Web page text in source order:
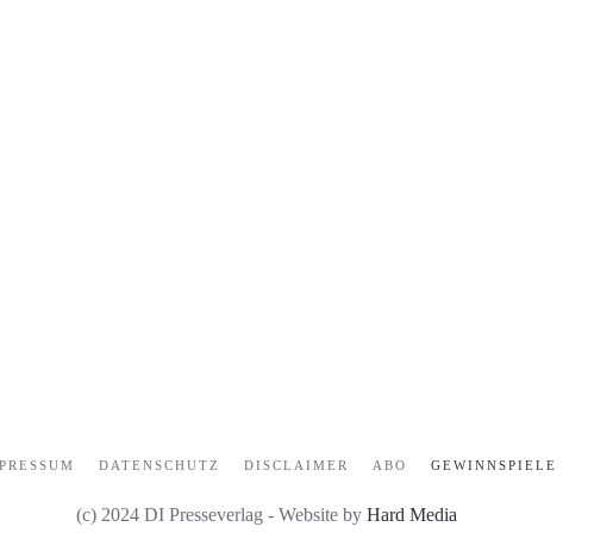
DATENSCHUTZ DISCLAIMER ABO GEWINNSPIELE
(c) 2024 DI Presseverlag - Website by Hard Media